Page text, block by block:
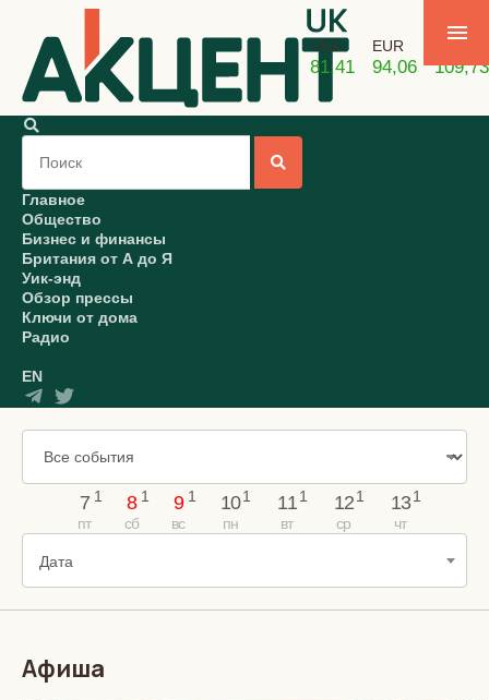
USD
81,41
EUR
94,06 109,73
Главное
Общество
Бизнес и финансы
Британия от А до Я
Уик-энд
Обзор прессы
Ключи от дома
Радио
EN
7 8 9 10 11 12 13
Дата
Афиша